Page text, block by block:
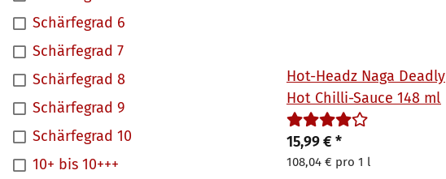
Hot-Headz Naga Deadly
Hot Chilli-Sauce 148 ml
15,99 €*
108,04 € pro 1 l
Schärfegrad 6
Schärfegrad 7
Schärfegrad 8
Schärfegrad 9
Schärfegrad 10
10+ bis 10+++